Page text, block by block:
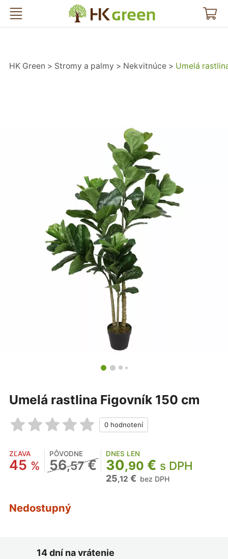
HK Green
HK Green Stromy a palmy Nekvitnúce Umelá
Umelá rastlina Figovník 150 cm
ZĽAVA
45 %
PÔVODNE
56,57€
DNES LEN
30,90 € s DPH
25,12 € bez DPH
Nedostupný
14 dní na vrátenie